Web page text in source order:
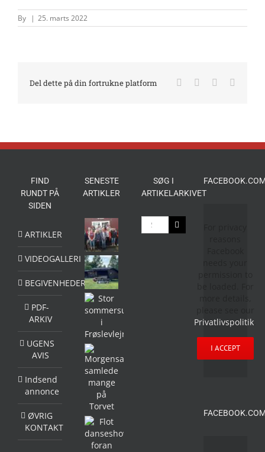
By | 25. marts 2022
Del dette på din fortrukne platform Facebook LinkedIn
FIND
RUNDT PÅ
SIDEN
ARTIKLER
VIDEOGALLERI
BEGIVENHEDER
PDF-
ARKIV
UGENS
AVIS
Indsend
annonce
ØVRIG
KONTAKT
SENESTE
ARTIKLER
SØG I
ARTIKELARKIVET
Søg
efter:
Privatlivspolitik
I ACCEPT